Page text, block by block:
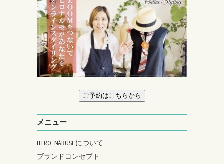
ご予約はこちらから
メニュー
HIRO NARUSEについて
ブランドコンセプト